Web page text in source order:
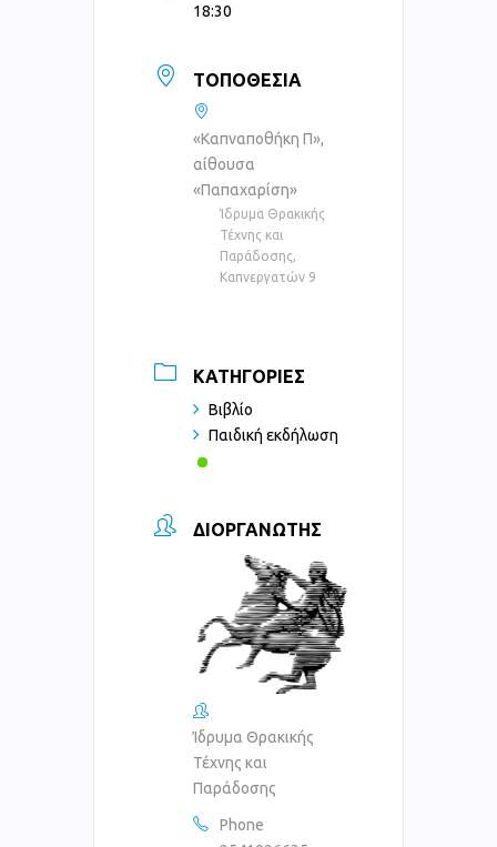
18:30
ΤΟΠΟΘΕΣΊΑ
«Καπναποθήκη Π»,
αίθουσα
«Παπαχαρίση»
Ίδρυμα Θρακικής
Τέχνης και
Παράδοσης,
Καπνεργατών 9
ΚΑΤΗΓΟΡΊΕΣ
Βιβλίο
Παιδική εκδήλωση
ΔΙΟΡΓΑΝΩΤΉΣ
Ίδρυμα Θρακικής
Τέχνης και
Παράδοσης
Phone